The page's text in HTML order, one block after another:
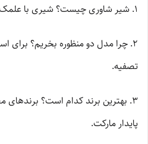
۱. شیر شاوری چیست؟ شیری با علمک متحرک و شلنگ‌دار.
۲. چرا مدل دو منظوره بخریم؟ برای
تصفیه.
۳. بهترین برند کدام است؟ برندهای
پایدار مارکت.